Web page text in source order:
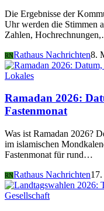
Die Ergebnisse der
Uhr werden die Stimmen
Zahlen,
RNRathaus Nachrichten8.
Lokales
Ramadan 2026:
Fastenmonat
Was ist Ramadan 2026?
im islamischen
Fastenmonat für rund…
RNRathaus Nachrichten
Gesellschaft